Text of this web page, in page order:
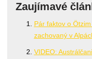
Zaujímavé
Pár faktov o
zachovaný v
VIDEO: